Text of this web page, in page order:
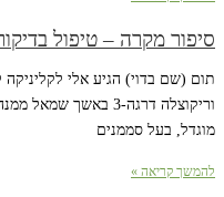
סיפור מקרה – טיפול
תום (שם בדוי) הגיע אלי
וריקוצלה דרגה-3
מוגדל, בעל סממנים
להמשך קריאה »